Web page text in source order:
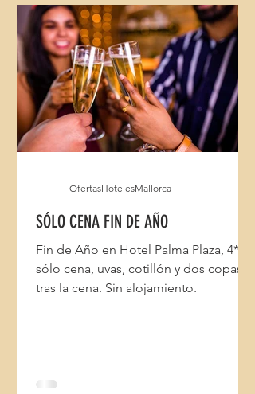
SÓLO CENA FIN DE AÑO
Fin de Año en Hotel Palma Plaza, 4*
sólo cena, uvas, cotillón y dos copas
tras la cena. Sin alojamiento.
OfertasHotelesMallorca